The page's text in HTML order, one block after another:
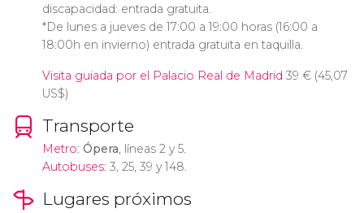
discapacidad: entrada gratuita.
*De lunes a jueves de 17:00 a 19:00 horas (16:00 a
18:00h en invierno) entrada gratuita en taquilla.
Visita guiada por el Palacio Real de Madrid 39 €(45,07
US$)
Transporte
Metro: Ópera, líneas 2 y 5.
Autobuses: 3, 25, 39 y 148.
Lugares próximos